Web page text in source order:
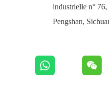
industrielle n°
Pengshan,